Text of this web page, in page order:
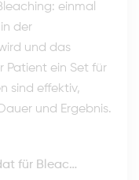
einmal
der
und das
Patient ein Set für
sind effektiv,
und Ergebnis.
Bleaching?